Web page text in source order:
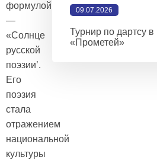
формулой
—
«Солнце
русской
поэзии’.
Его
поэзия
стала
отражением
национальной
культуры
09.07.2026
Турнир по дартсу
«Прометей»